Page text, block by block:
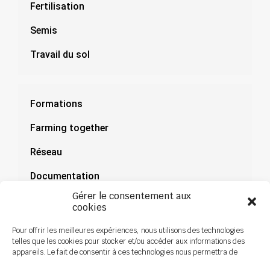
Gérer le consentement aux
cookies
Pour offrir les meilleures expériences, nous utilisons des technologies
telles que les cookies pour stocker et/ou accéder aux informations des
appareils. Le fait de consentir à ces technologies nous permettra de
Fertilisation
Semis
Travail du sol
Formations
Farming together
Réseau
Documentation
Actualités